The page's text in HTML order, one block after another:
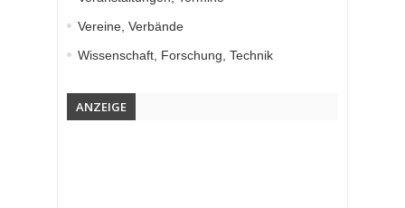
Vereine, Verbände
Wissenschaft, Forschung, Technik
ANZEIGE